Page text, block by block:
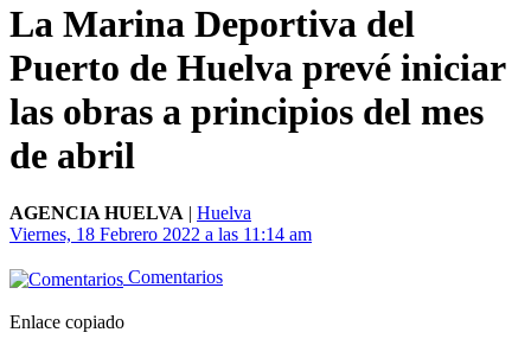
La Marina Deportiva del
Puerto de Huelva prevé iniciar
las obras a principios del mes
de abril
AGENCIA HUELVA | Huelva
Viernes, 18 Febrero 2022 a las 11:14 am
Comentarios
Enlace copiado